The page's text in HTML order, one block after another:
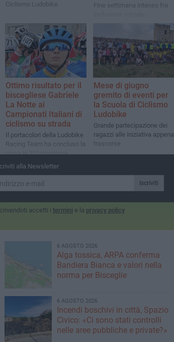
Ciclismo Ludobike
Fine settimana intenso fra
divertimento per i bambini
Ottimo risultato per il
biscegliese Gabriele
La Notte ai
Campionati Italiani di
ciclismo su strada
Il portacolori della Ludobike
Racing Team ha concluso la
prova in 31ª posizione
Mese di giugno
gremito di eventi per
la Scuola di Ciclismo
Ludobike
Grande partecipazione dei
ragazzi alle iniziativa appena
trascorse
alla Newsletter
Iscriviti
accetti i termini e la privacy policy
6 AGOSTO 2026
Alga tossica, ARPA conferma
Bandiera Bianca e valori nella
norma per Bisceglie
6 AGOSTO 2026
Incendi boschivi in città, Spazio
Civico: «Ci sono stati controlli
nelle aree pubbliche e private?»